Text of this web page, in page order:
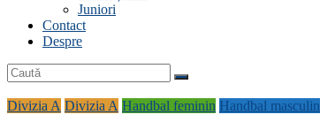
Juniori
Contact
Despre
Divizia A Divizia A Handbal feminin Handbal masculin